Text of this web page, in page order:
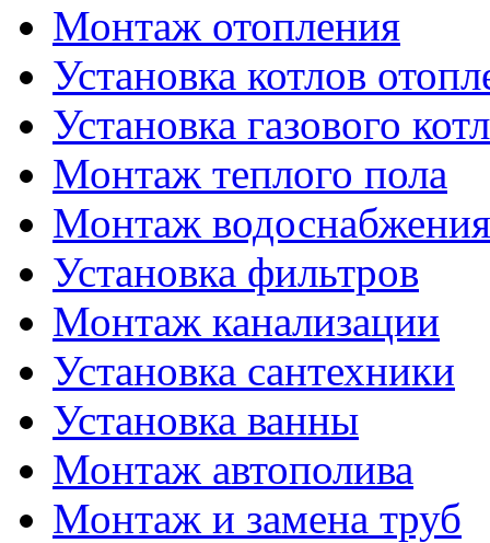
Монтаж отопления
Установка котлов
Установка газового
Монтаж теплого пола
Монтаж водоснабжения
Установка фильтров
Монтаж канализации
Установка сантехники
Установка ванны
Монтаж автополива
Монтаж и замена труб